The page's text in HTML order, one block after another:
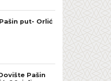
put- Orlić
Pašin